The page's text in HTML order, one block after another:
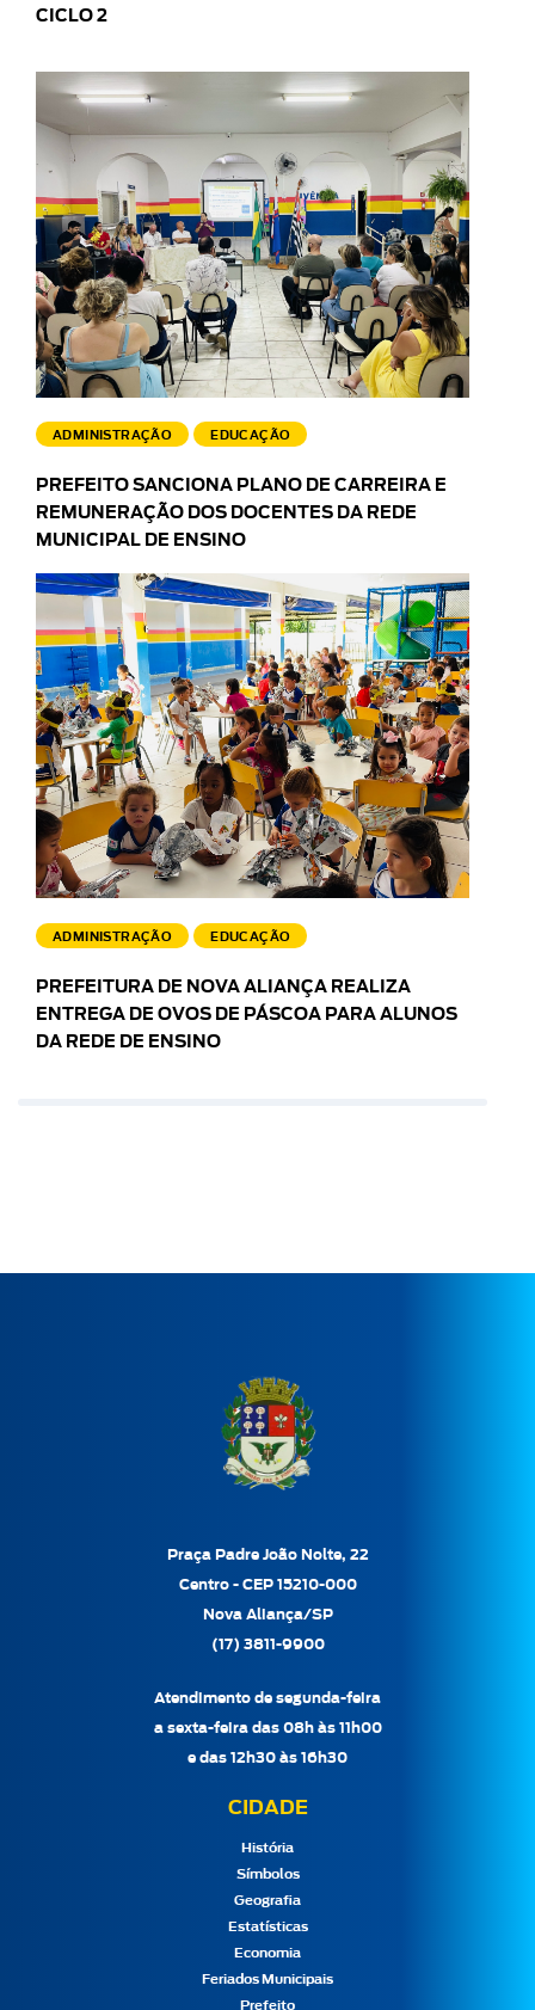
CICLO 2
ADMINISTRAÇÃO EDUCAÇÃO
PREFEITO SANCIONA PLANO DE CARREIRA E
REMUNERAÇÃO DOS DOCENTES DA REDE
MUNICIPAL DE ENSINO
ADMINISTRAÇÃO EDUCAÇÃO
PREFEITURA DE NOVA ALIANÇA REALIZA
ENTREGA DE OVOS DE PÁSCOA PARA ALUNOS
DA REDE DE ENSINO
Praça Padre João Nolte, 22
Centro - CEP 15210-000
Nova Aliança/SP
(17) 3811-9900
Atendimento de segunda-feira
a sexta-feira das 08h às 11h00
e das 12h30 às 16h30
CIDADE
História
Símbolos
Geografia
Estatísticas
Economia
Feriados Municipais
Prefeito